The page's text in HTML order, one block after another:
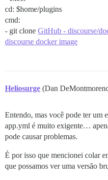
cd: $home/plugins
cmd:
- git clone GitHub - discourse/
discourse docker image
Heliosurge (Dan
Entendo, mas você pode ter um
app.yml é muito exigente…
pode causar problemas.
É por isso que mencionei colar
que possamos ver uma versão